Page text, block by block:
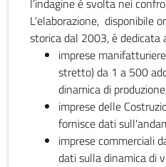
l’indagine è svolta nei
L'elaborazione, disponibile
storica dal 2003, è dedicata
imprese
stretto) da 1 a 500
dinamica di
imprese delle
fornisce dati
imprese commerciali
dati sulla dinamica di